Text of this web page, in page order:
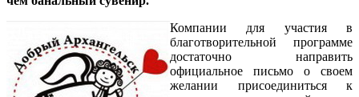
Компании для участия в
благотворительной программе
достаточно направить
официальное письмо о своем
желании присоединиться к